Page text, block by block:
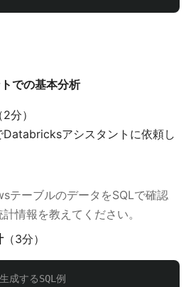
での基本分析
分）
Databricksアシスタントに依頼し
テーブルのデータをSQLで確認
情報を教えてください。
（3分）
成するSQL例